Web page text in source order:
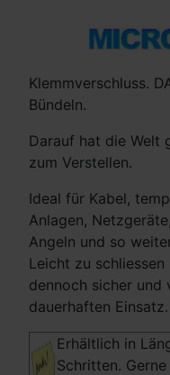
Klemmverschluss.
Bündeln.
Darauf hat die Welt
zum Verstellen.
Ideal für Kabel,
Anlagen,
Angeln und so
Leicht zu
dennoch sicher und
dauerhaften Einsatz.
Erhältlich in
Schritten.